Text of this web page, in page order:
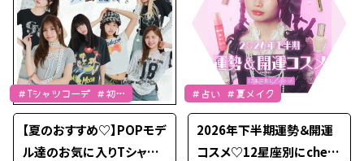
＃Tシャツコーデ ＃初夏
コーデ
【夏のおすすめ♡】POPモデ
ル達のお気に入りTシャツ
＃占い ＃夏メイク
2026年下半期運勢＆開運
コスメ♡12星座別にchec